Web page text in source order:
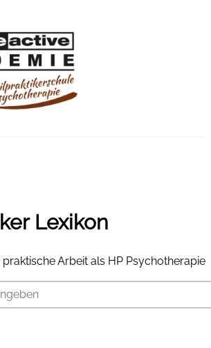
Lexikon
Arbeit als HP Psychotherapie